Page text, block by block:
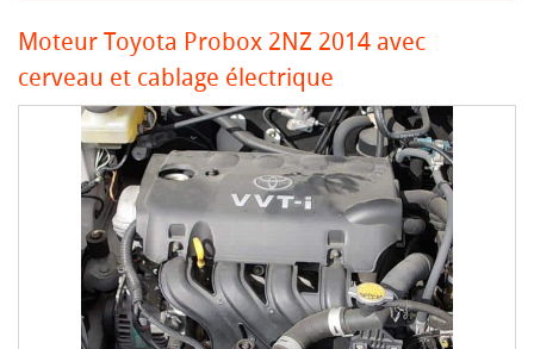
Moteur Toyota Probox 2NZ 2014 avec
cerveau et cablage électrique